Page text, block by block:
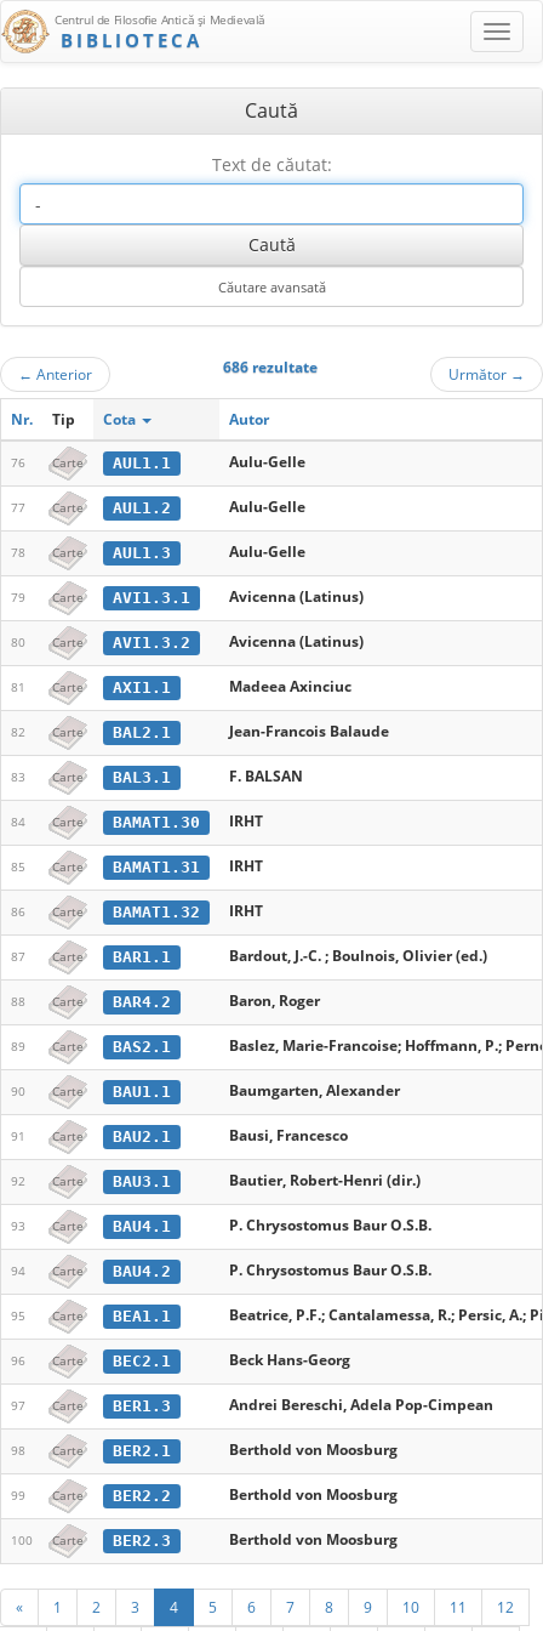
Centrul de Filosofie Antică şi Medievală
BIBLIOTECA
Caută
Text de căutat:
← Anterior 686 rezultate Următor →
Nr. Tip Cota Autor
76 Carte AUL1.1 Aulu-Gelle
77 Carte AUL1.2 Aulu-Gelle
78 Carte AUL1.3 Aulu-Gelle
79 Carte AVI1.3.1 Avicenna (Latinus)
80 Carte AVI1.3.2 Avicenna (Latinus)
81 Carte AXI1.1 Madeea Axinciuc
82 Carte BAL2.1 Jean-Francois Balaude
83 Carte BAL3.1 F. BALSAN
84 Carte BAMAT1.30 IRHT
85 Carte BAMAT1.31 IRHT
86 Carte BAMAT1.32 IRHT
87 Carte BAR1.1 Bardout, J.-C. ; Boulnois, Olivier (ed.)
88 Carte BAR4.2 Baron, Roger
89 Carte BAS2.1 Baslez, Marie-Francoise; Hoffmann, P.;
90 Carte BAU1.1 Baumgarten, Alexander
91 Carte BAU2.1 Bausi, Francesco
92 Carte BAU3.1 Bautier, Robert-Henri (dir.)
93 Carte BAU4.1 P. Chrysostomus Baur O.S.B.
94 Carte BAU4.2 P. Chrysostomus Baur O.S.B.
95 Carte BEA1.1 Beatrice, P.F.; Cantalamessa, R.; Persic, A.;
96 Carte BEC2.1 Beck Hans-Georg
97 Carte BER1.3 Andrei Bereschi, Adela Pop-Cimpean
98 Carte BER2.1 Berthold von Moosburg
99 Carte BER2.2 Berthold von Moosburg
100 Carte BER2.3 Berthold von Moosburg
« 1 2 3 4 5 6 7 8 9 10 11 12